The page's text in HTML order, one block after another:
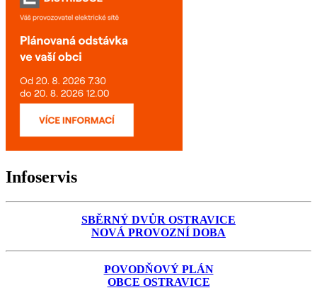
Infoservis
SBĚRNÝ DVŮR OSTRAVICE
NOVÁ PROVOZNÍ DOBA
POVODŇOVÝ PLÁN
OBCE OSTRAVICE